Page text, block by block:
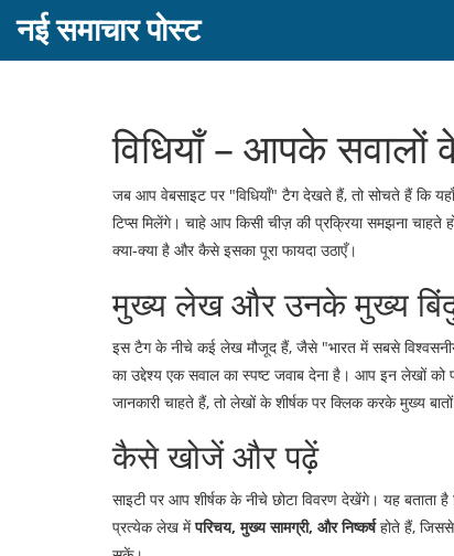
नई समाचार पोस्ट
विधियाँ – आपके
जब आप वेबसाइट पर "विधियाँ" टैग देखते हैं, तो सोचते हैं कि यहाँ
टिप्स मिलेंगे। चाहे आप किसी चीज़ की प्रक्रिया समझना
क्या‑क्या है और कैसे इसका पूरा फायदा उठाएँ।
मुख्य लेख और उनके मुख्य
इस टैग के नीचे कई लेख मौजूद हैं, जैसे "भारत में सबसे
का उद्देश्य एक सवाल का स्पष्ट जवाब देना है। आप इन लेखों
जानकारी चाहते हैं, तो लेखों के शीर्षक पर क्लिक करके मुख्य
कैसे खोजें और पढ़ें
साइटी पर आप शीर्षक के नीचे छोटा विवरण देखेंगे। यह बताता
प्रत्येक लेख मेंपरिचय, मुख्य सामग्री, और निष्कर्षहोते हैं,